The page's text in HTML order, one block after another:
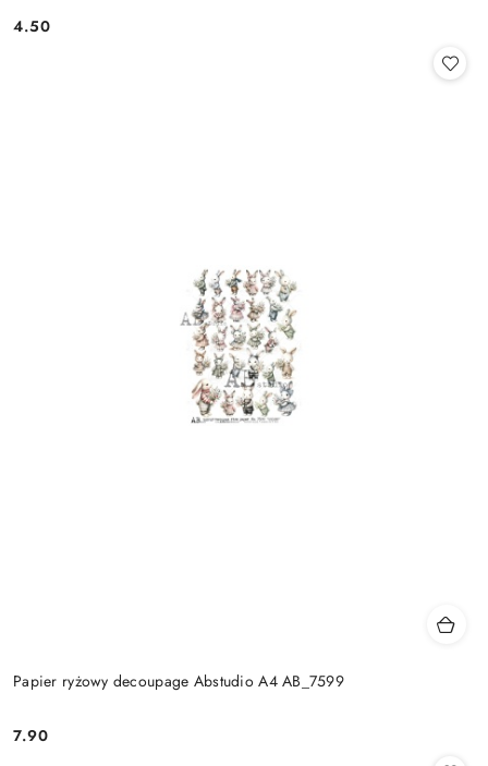
Cena:
4.50
Papier ryżowy decoupage Abstudio A4 AB_7599
Cena:
7.90